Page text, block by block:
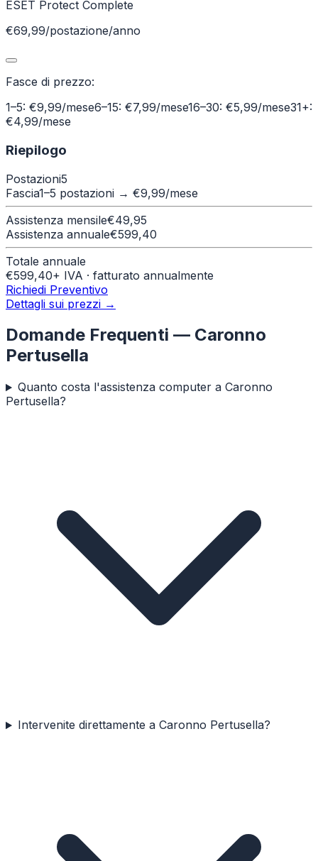
ESET Protect Complete
€69,99/postazione/anno
Fasce di prezzo:
1–5: €9,99/mese6–15: €7,99/mese16–30: €5,99/mese31+:
€4,99/mese
Riepilogo
Postazioni5
Fascia1–5 postazioni → €9,99/mese
Assistenza mensile€49,95
Assistenza annuale€599,40
Totale annuale
€599,40+ IVA · fatturato annualmente
Richiedi Preventivo
Dettagli sui prezzi →
Domande Frequenti — Caronno
Pertusella
Quanto costa l'assistenza computer a Caronno
Pertusella?
Intervenite direttamente a Caronno Pertusella?